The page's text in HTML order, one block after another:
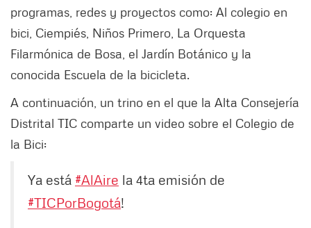
programas, redes y proyectos como: Al colegio en
bici, Ciempiés, Niños Primero, La Orquesta
Filarmónica de Bosa, el Jardín Botánico y la
conocida Escuela de la bicicleta.
A continuación, un trino en el que la Alta Consejería
Distrital TIC comparte un video sobre el Colegio de
la Bici:
Ya está #AlAire la 4ta emisión de
#TICPorBogotá!